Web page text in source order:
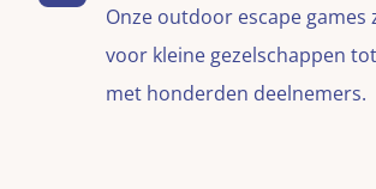
Onze outdoor escape games
voor kleine gezelschappen
met honderden deelnemers.